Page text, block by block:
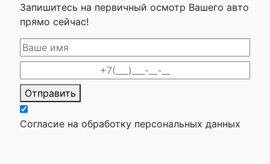
Запишитесь на первичный осмотр Вашего авто
прямо сейчас!
Отправить
Согласие на обработку персональных данных